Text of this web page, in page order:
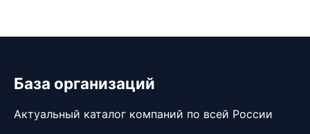
База организаций
Актуальный каталог компаний по всей России